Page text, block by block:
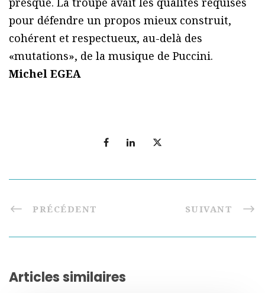
pour défendre un propos mieux construit,
cohérent et respectueux, au-delà des
«mutations», de la musique de Puccini.
Michel EGEA
PRÉCÉDENT SUIVANT
Articles similaires